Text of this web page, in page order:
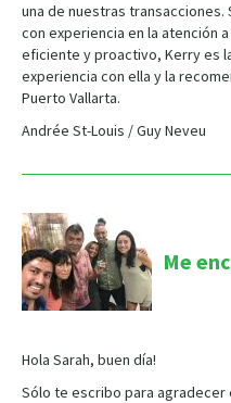
una de nuestras
con experiencia en la atención
eficiente y proactivo, Kerry es
experiencia con ella y la
Puerto Vallarta.
Andrée St-Louis / Guy Neveu
Me
Hola Sarah, buen día!
Sólo te escribo para